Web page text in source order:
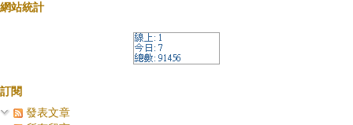
網站統計
訂閱
發表文章